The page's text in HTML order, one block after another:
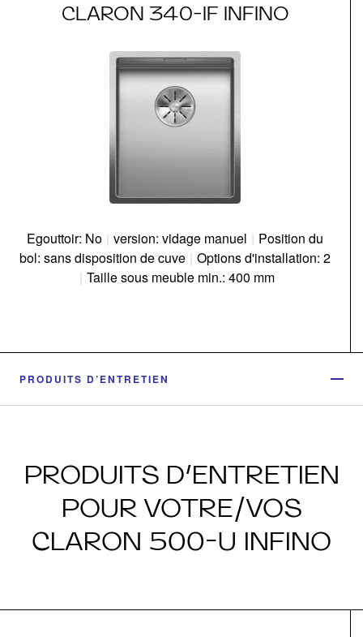
CLARON 340-IF INFINO
Egouttoir: No | version: vidage manuel | Position du
bol: sans disposition de cuve | Options d'installation: 2
| Taille sous meuble min.: 400 mm
PRODUITS D’ENTRETIEN
PRODUITS D’ENTRETIEN
POUR VOTRE/VOS
CLARON 500-U INFINO